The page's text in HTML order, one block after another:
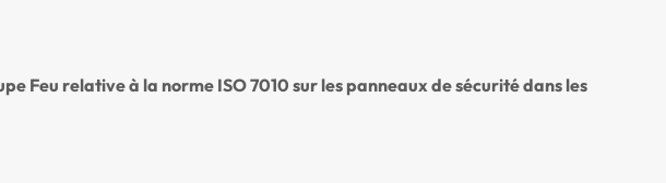
Feu relative à la norme ISO 7010 sur les panneaux de sécurité dans les